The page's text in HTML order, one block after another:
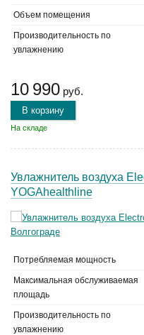
Объем помещения
Производительность по
увлажнению
10 990 руб.
В корзину
На складе
Увлажнитель воздуха
YOGAhealthline
Потребляемая мощность
Максимальная обслуживаемая
площадь
Производительность по
увлажнению